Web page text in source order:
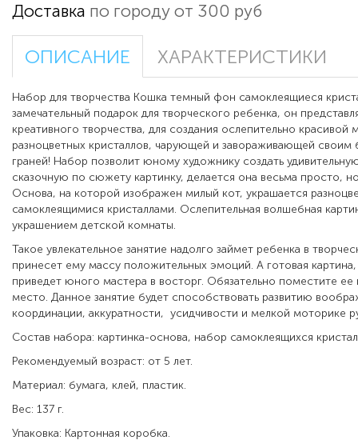
Доставка по городу от 300 руб
ОПИСАНИЕ ХАРАКТЕРИСТИКИ
Набор для творчества Кошка темный фон самоклеящиеся
замечательный подарок для творческого ребенка, он
креативного творчества, для создания ослепительно красивой
разноцветных кристаллов, чарующей и завораживающей
граней! Набор позволит юному художнику создать
сказочную по сюжету картинку, делается она весьма просто,
Основа, на которой изображен милый кот, украшается
самоклеящимися кристаллами. Ослепительная волшебная
украшением детской комнаты.
Такое увлекательное занятие надолго займет ребенка в
принесет ему массу положительных эмоций. А готовая
приведет юного мастера в восторг. Обязательно поместите
место. Данное занятие будет способствовать развитию
координации, аккуратности, усидчивости и мелкой моторике
Состав набора: картинка-основа, набор самоклеящихся
Рекомендуемый возраст: от 5 лет.
Материал: бумага, клей, пластик.
Вес: 137 г.
Упаковка: Картонная коробка.